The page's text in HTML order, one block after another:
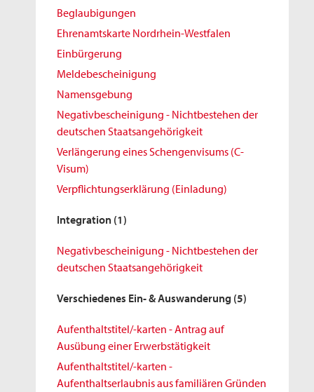
Beglaubigungen
Ehrenamtskarte Nordrhein-Westfalen
Einbürgerung
Meldebescheinigung
Namensgebung
Negativbescheinigung - Nichtbestehen der
deutschen Staatsangehörigkeit
Verlängerung eines Schengenvisums (C-
Visum)
Verpflichtungserklärung (Einladung)
Integration (1)
Negativbescheinigung - Nichtbestehen der
deutschen Staatsangehörigkeit
Verschiedenes Ein- & Auswanderung (5)
Aufenthaltstitel/-karten - Antrag auf
Ausübung einer Erwerbstätigkeit
Aufenthaltstitel/-karten -
Aufenthaltserlaubnis aus familiären Gründen